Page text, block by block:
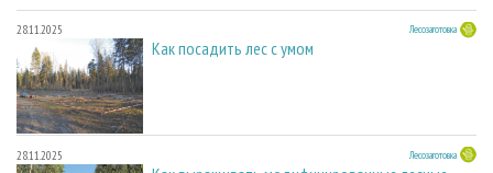
28.11.2025 Лесозаготовка
Как посадить лес с умом
28.11.2025 Лесозаготовка